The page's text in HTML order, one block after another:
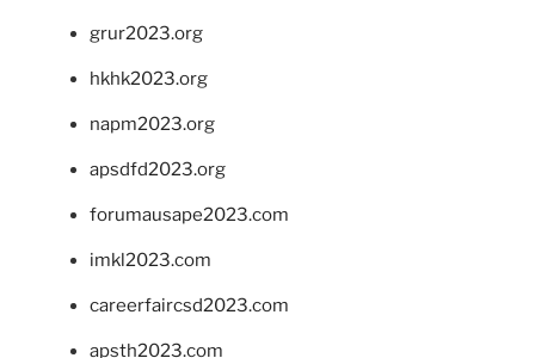
grur2023.org
hkhk2023.org
napm2023.org
apsdfd2023.org
forumausape2023.com
imkl2023.com
careerfaircsd2023.com
apsth2023.com